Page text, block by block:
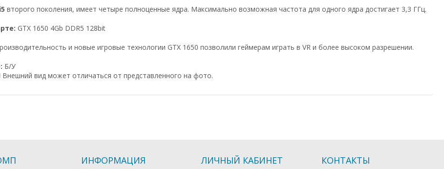
i5 второго поколения, имеет четыре полноценные ядра. Максимально возможная частота для одного ядра достигает 3,3 ГГц.
GTX 1650 4Gb DDR5 128bit
и новые игровые технологии GTX 1650 позволили геймерам играть в VR и более высоком разрешении.
Б/У
Внешний вид может отличаться от представленного на фото.
ИНФОРМАЦИЯ ЛИЧНЫЙ КАБИНЕТ КОНТАКТЫ